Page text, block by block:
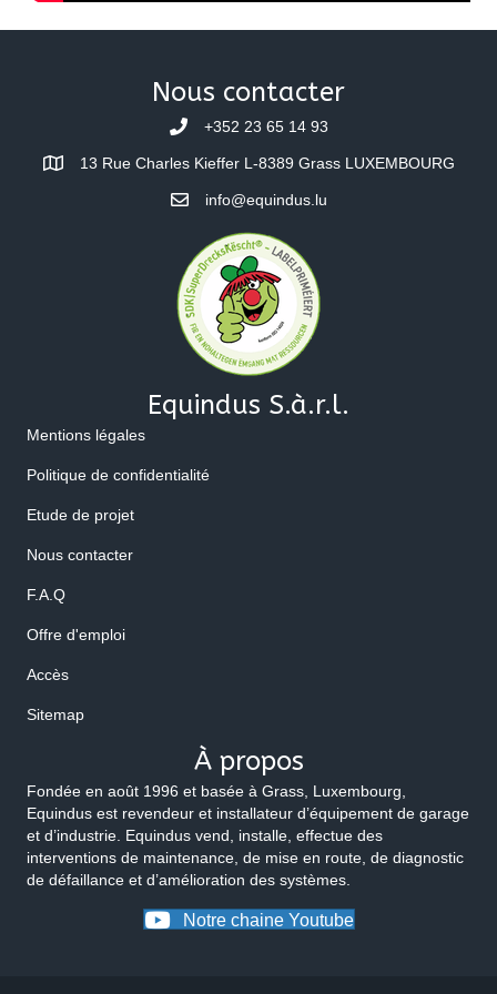
Nous contacter
+352 23 65 14 93
13 Rue Charles Kieffer L-8389 Grass LUXEMBOURG
info@equindus.lu
Equindus S.à.r.l.
Mentions légales
Politique de confidentialité
Etude de projet
Nous contacter
F.A.Q
Offre d'emploi
Accès
Sitemap
À propos
Fondée en août 1996 et basée à Grass, Luxembourg,
Equindus est revendeur et installateur d’équipement de garage
et d’industrie. Equindus vend, installe, effectue des
interventions de maintenance, de mise en route, de diagnostic
de défaillance et d’amélioration des systèmes.
Notre chaine Youtube